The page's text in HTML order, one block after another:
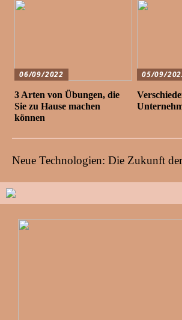
06/09/2022
3 Arten von Übungen, die
Sie zu Hause machen
können
05/09/
Neue Technologien: Die Zukunft